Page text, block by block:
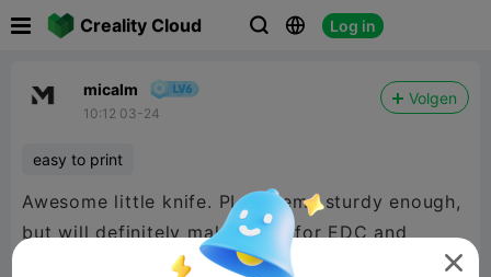
Creality Cloud   Log in
micalm
10:12 03-24
Volgen
easy to print
Awesome little knife. PLA seems sturdy enough,
but will definitely make more for EDC and
availability in everything-drawers around the
